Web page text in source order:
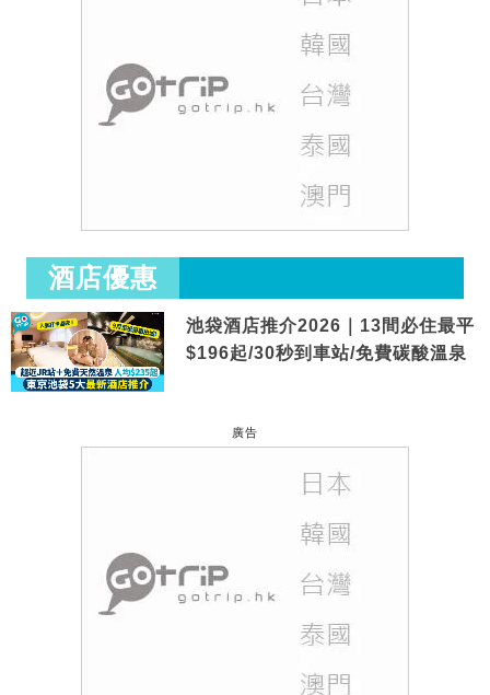
酒店優惠
池袋酒店推介2026｜13間必住最平
$196起/30秒到車站/免費碳酸溫泉
廣告